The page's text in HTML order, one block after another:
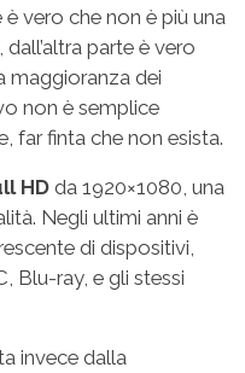
è vero che non è più una
parte è vero
maggioranza dei
non è semplice
far finta che non esista.
HD da 1920×1080, una
Negli ultimi anni è
di dispositivi,
Blu-ray, e gli stessi
invece dalla